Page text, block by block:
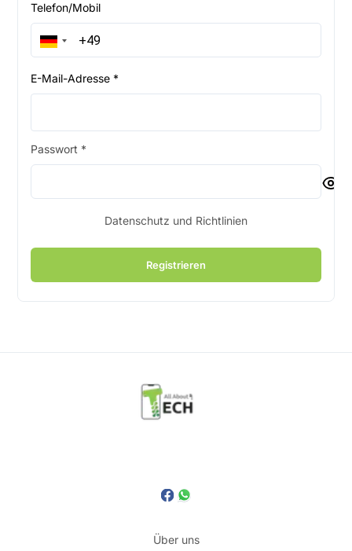
Telefon/Mobil
E-Mail-Adresse *
Passwort *
Datenschutz und Richtlinien
Registrieren
Über uns